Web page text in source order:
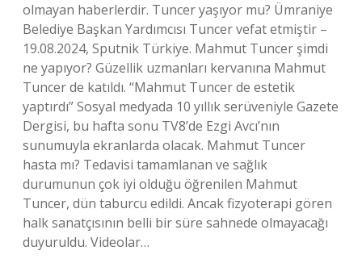
olmayan haberlerdir. Tuncer yaşıyor mu? Ümraniye
Belediye Başkan Yardımcısı Tuncer vefat etmiştir –
19.08.2024, Sputnik Türkiye. Mahmut Tuncer şimdi
ne yapıyor? Güzellik uzmanları kervanına Mahmut
Tuncer de katıldı. “Mahmut Tuncer de estetik
yaptırdı” Sosyal medyada 10 yıllık serüveniyle Gazete
Dergisi, bu hafta sonu TV8’de Ezgi Avcı’nın
sunumuyla ekranlarda olacak. Mahmut Tuncer
hasta mı? Tedavisi tamamlanan ve sağlık
durumunun çok iyi olduğu öğrenilen Mahmut
Tuncer, dün taburcu edildi. Ancak fizyoterapi gören
halk sanatçısının belli bir süre sahnede olmayacağı
duyuruldu. Videolar…